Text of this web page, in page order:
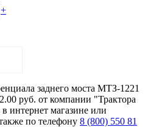
+
заднего моста МТЗ-1221
руб. от компании "Трактора
интернет магазине или
по телефону 8 (800) 550 81